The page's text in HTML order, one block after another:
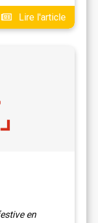
Lire l'article
en